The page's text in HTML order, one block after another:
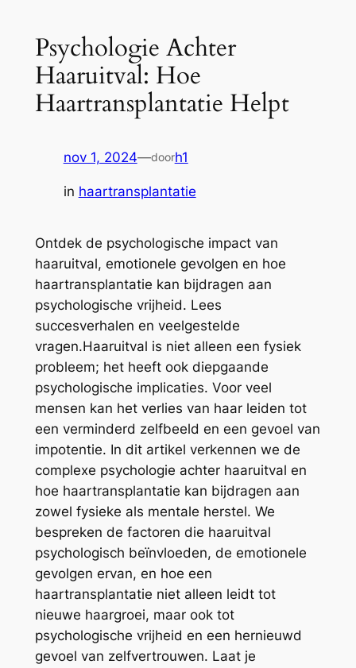
Psychologie Achter
Haaruitval: Hoe
Haartransplantatie Helpt
nov 1, 2024—doorh1
in haartransplantatie
Ontdek de psychologische impact van
haaruitval, emotionele gevolgen en hoe
haartransplantatie kan bijdragen aan
psychologische vrijheid. Lees
succesverhalen en veelgestelde
vragen.Haaruitval is niet alleen een fysiek
probleem; het heeft ook diepgaande
psychologische implicaties. Voor veel
mensen kan het verlies van haar leiden tot
een verminderd zelfbeeld en een gevoel van
impotentie. In dit artikel verkennen we de
complexe psychologie achter haaruitval en
hoe haartransplantatie kan bijdragen aan
zowel fysieke als mentale herstel. We
bespreken de factoren die haaruitval
psychologisch beïnvloeden, de emotionele
gevolgen ervan, en hoe een
haartransplantatie niet alleen leidt tot
nieuwe haargroei, maar ook tot
psychologische vrijheid en een hernieuwd
gevoel van zelfvertrouwen. Laat je